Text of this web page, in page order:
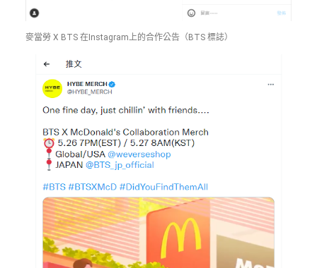
麥當勞 X BTS 在Instagram上的合作公告（BTS 標誌）